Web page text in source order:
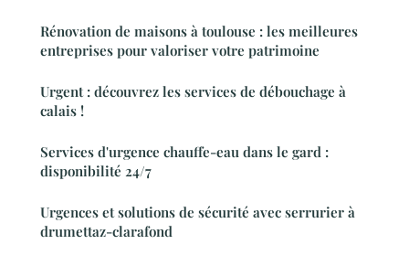
Rénovation de maisons à toulouse : les meilleures
entreprises pour valoriser votre patrimoine
Urgent : découvrez les services de débouchage à
calais !
Services d'urgence chauffe-eau dans le gard :
disponibilité 24/7
Urgences et solutions de sécurité avec serrurier à
drumettaz-clarafond